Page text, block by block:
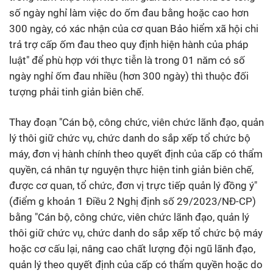
số ngày nghỉ làm việc do ốm đau bằng hoặc cao hơn
300 ngày, có xác nhận của cơ quan Bảo hiểm xã hội chi
trả trợ cấp ốm đau theo quy định hiện hành của pháp
luật" để phù hợp với thực tiễn là trong 01 năm có số
ngày nghỉ ốm đau nhiều (hơn 300 ngày) thì thuộc đối
tượng phải tinh giản biên chế.
Thay đoạn "Cán bộ, công chức, viên chức lãnh đạo, quản
lý thôi giữ chức vụ, chức danh do sắp xếp tổ chức bộ
máy, đơn vị hành chính theo quyết định của cấp có thẩm
quyền, cá nhân tự nguyện thực hiện tinh giản biên chế,
được cơ quan, tổ chức, đơn vị trực tiếp quản lý đồng ý"
(điểm g khoản 1 Điều 2 Nghị định số 29/2023/NĐ-CP)
bằng "Cán bộ, công chức, viên chức lãnh đạo, quản lý
thôi giữ chức vụ, chức danh do sắp xếp tổ chức bộ máy
hoặc cơ cấu lại, nâng cao chất lượng đội ngũ lãnh đạo,
quản lý theo quyết định của cấp có thẩm quyền hoặc do